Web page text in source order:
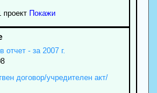
проект Покажи
отчет - за 2007 г.
договор/учредителен акт/